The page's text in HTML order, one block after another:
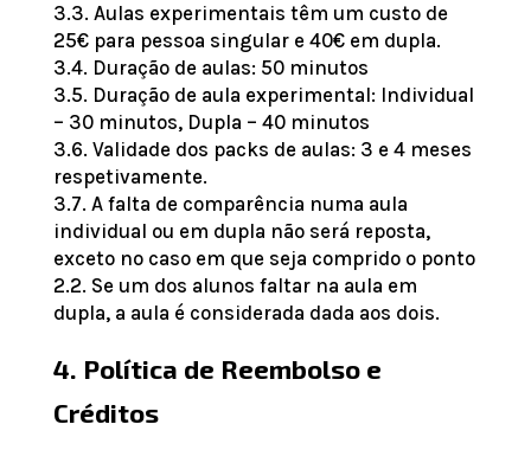
3.3. Aulas experimentais têm um custo de
25€ para pessoa singular e 40€ em dupla.
3.4. Duração de aulas: 50 minutos
3.5. Duração de aula experimental: Individual
– 30 minutos, Dupla – 40 minutos
3.6. Validade dos packs de aulas: 3 e 4 meses
respetivamente.
3.7. A falta de comparência numa aula
individual ou em dupla não será reposta,
exceto no caso em que seja comprido o ponto
2.2. Se um dos alunos faltar na aula em
dupla, a aula é considerada dada aos dois.
4. Política de Reembolso e
Créditos